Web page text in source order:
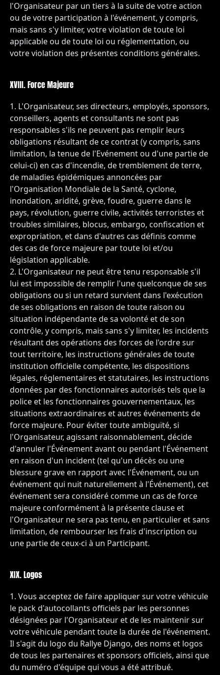
l'Organisateur par un tiers à la suite de votre action
ou de votre participation à l'événement, y compris,
mais sans s'y limiter, votre violation de toute loi
applicable ou de toute loi ou réglementation, ou
votre violation des présentes conditions générales.
XVIII. Force Majeure
L'Organisateur, ses directeurs, employés, sponsors,
conseillers, agents et consultants ne sont pas
responsables s'ils ne peuvent pas remplir leurs
obligations résultant de ce contrat (y compris, sans
limitation, la tenue de l'Evénement ou d'une partie de
celui-ci) en cas d'incendie, de tremblement de terre,
de maladies épidémiques annoncées par
l'Organisation Mondiale de la Santé, cyclone,
inondation, aridité, grève, foudre, guerre dans le
pays, révolution, guerre civile, activités terroristes et
troubles similaires, blocus, embargo, confiscation et
expropriation, et dans d'autres cas définis comme
des cas de force majeure par toute loi et/ou
législation applicable.
L'Organisateur ne peut être tenu responsable s'il
lui est impossible de remplir l'une quelconque de ses
obligations ou si un retard survient dans l'exécution
de ses obligations en raison de toute raison ou
situation indépendante de sa volonté et de son
contrôle, y compris, mais sans s'y limiter, les incidents
résultant des opérations des forces de l'ordre sur
tout territoire, les instructions générales de toute
institution officielle compétente, les dispositions
légales, réglementaires et statutaires, les instructions
données par des fonctionnaires autorisés tels que la
police et les fonctionnaires gouvernementaux, les
situations extraordinaires et autres événements de
force majeure. Pour éviter toute ambiguïté, si
l'Organisateur, agissant raisonnablement, décide
d'annuler l'Événement avant ou pendant l'Événement
en raison d'un incident (tel qu'un décès ou une
blessure grave en rapport avec l'Événement, ou un
événement qui nuit naturellement à l'Événement), cet
événement sera considéré comme un cas de force
majeure conformément à la présente clause et
l'Organisateur ne sera pas tenu, en particulier et sans
limitation, de rembourser les frais d'inscription ou
une partie de ceux-ci à un Participant.
XIX. Logos
Vous acceptez de faire appliquer sur votre véhicule
le pack d'autocollants officiels par les personnes
désignées par l'Organisateur et de les maintenir sur
votre véhicule pendant toute la durée de l'événement.
Il s'agit du logo du Rallye Django, des noms et logos
de tous les partenaires et sponsors officiels, ainsi que
du numéro d'équipe qui vous a été attribué.